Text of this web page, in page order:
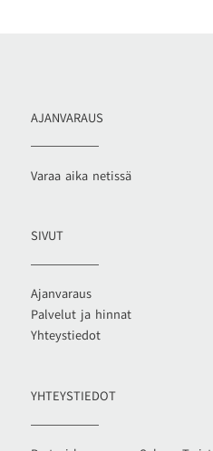
AJANVARAUS
Varaa aika netissä
SIVUT
Ajanvaraus
Palvelut ja hinnat
Yhteystiedot
YHTEYSTIEDOT